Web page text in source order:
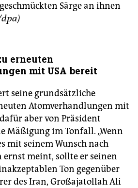
Särge an ihnen
erneuten
mit USA bereit
seine grundsätzliche
Atomverhandlungen mit
aber von Präsident
Mäßigung im Tonfall. „Wenn
mit seinem Wunsch nach
ernst meint, sollte er seinen
Ton gegenüber
des Iran, Großajatollah Ali